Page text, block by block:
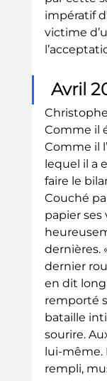
impératif
victime
Avril
Comme il
Comme il
lequel il a
faire le
Couché
papier ses
dernières.
dernier
en dit
remporté
bataille
sourire.
lui-même.
rempli,